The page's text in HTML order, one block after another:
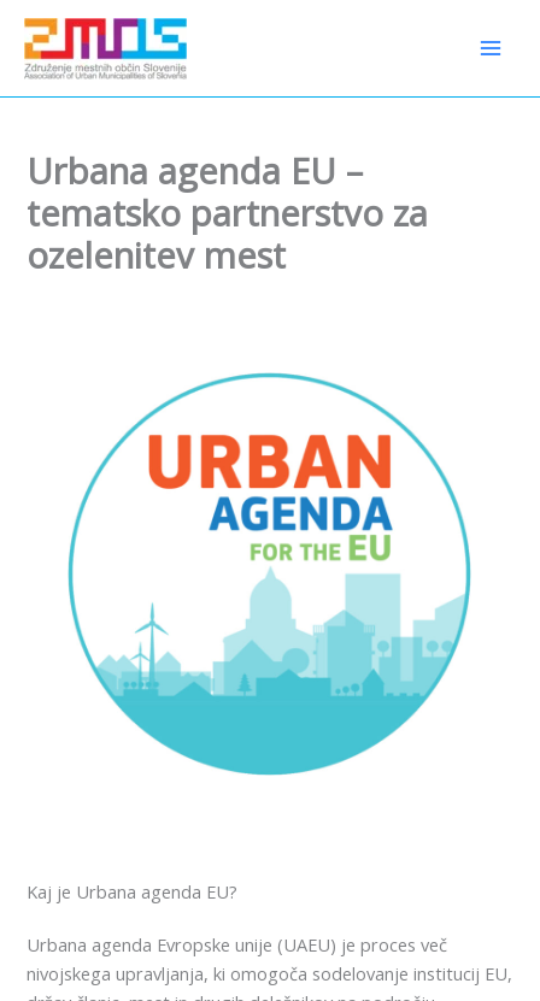
content
Preskoči
vsebino
Urbana agenda EU –
tematsko partnerstvo za
ozelenitev mest
Kaj je Urbana agenda EU?
Urbana agenda Evropske unije (UAEU) je proces več
nivojskega upravljanja, ki omogoča sodelovanje institucij EU,